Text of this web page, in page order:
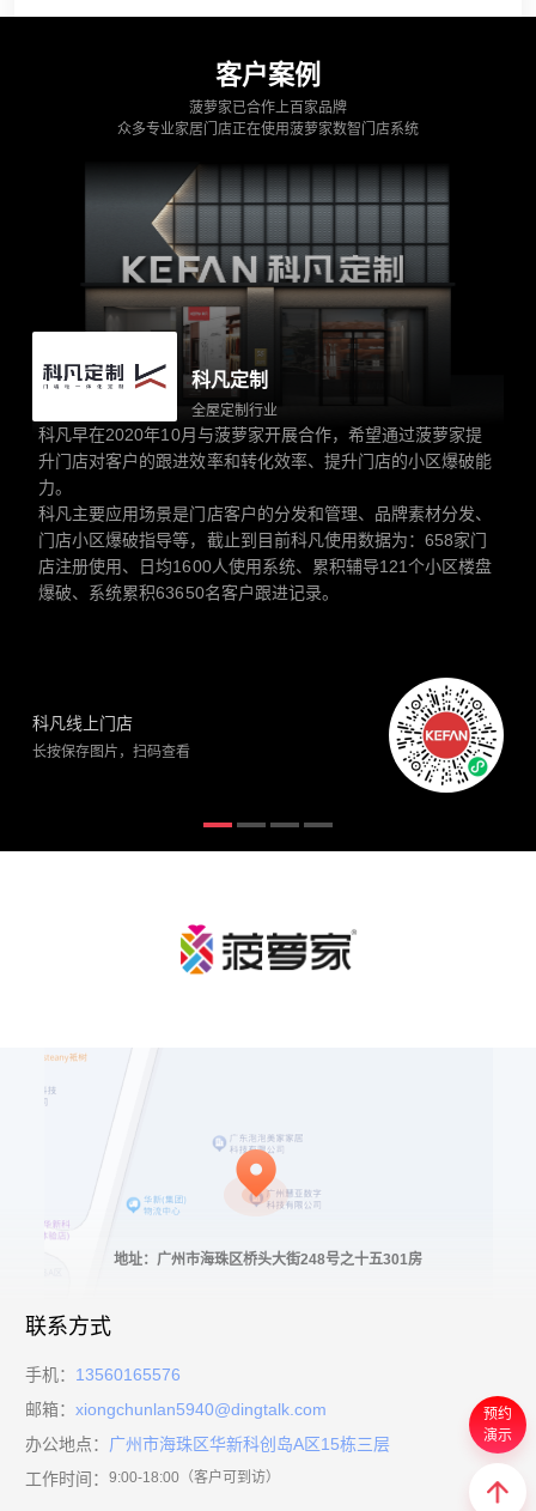
客户案例
菠萝家已合作上百家品牌
众多专业家居门店正在使用菠萝家数智门店系统
科凡定制
全屋定制行业
科凡早在2020年10月与菠萝家开展合作，希望通过菠萝家提
升门店对客户的跟进效率和转化效率、提升门店的小区爆破能
力。
科凡主要应用场景是门店客户的分发和管理、品牌素材分发、
门店小区爆破指导等，截止到目前科凡使用数据为：658家门
店注册使用、日均1600人使用系统、累积辅导121个小区楼盘
爆破、系统累积63650名客户跟进记录。
科凡线上门店
长按保存图片，扫码查看
地址：广州市海珠区桥头大街248号之十五301房
预约
演示
联系方式
手机： 13560165576
邮箱： xiongchunlan5940@dingtalk.com
办公地点： 广州市海珠区华新科创岛A区15栋三层
工作时间： 9:00-18:00（客户可到访）